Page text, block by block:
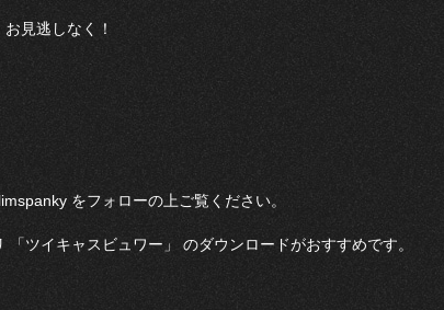
見逃しなく！
をフォローの上ご覧ください。
ツイキャスビュワー」 のダウンロードがおすすめです。